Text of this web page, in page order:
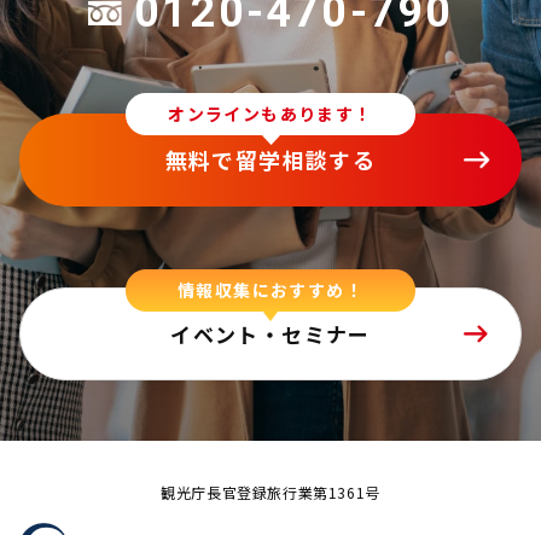
0120-470-790
オンラインもあります！
無料で留学相談する
情報収集におすすめ！
イベント・セミナー
観光庁長官登録旅行業第1361号